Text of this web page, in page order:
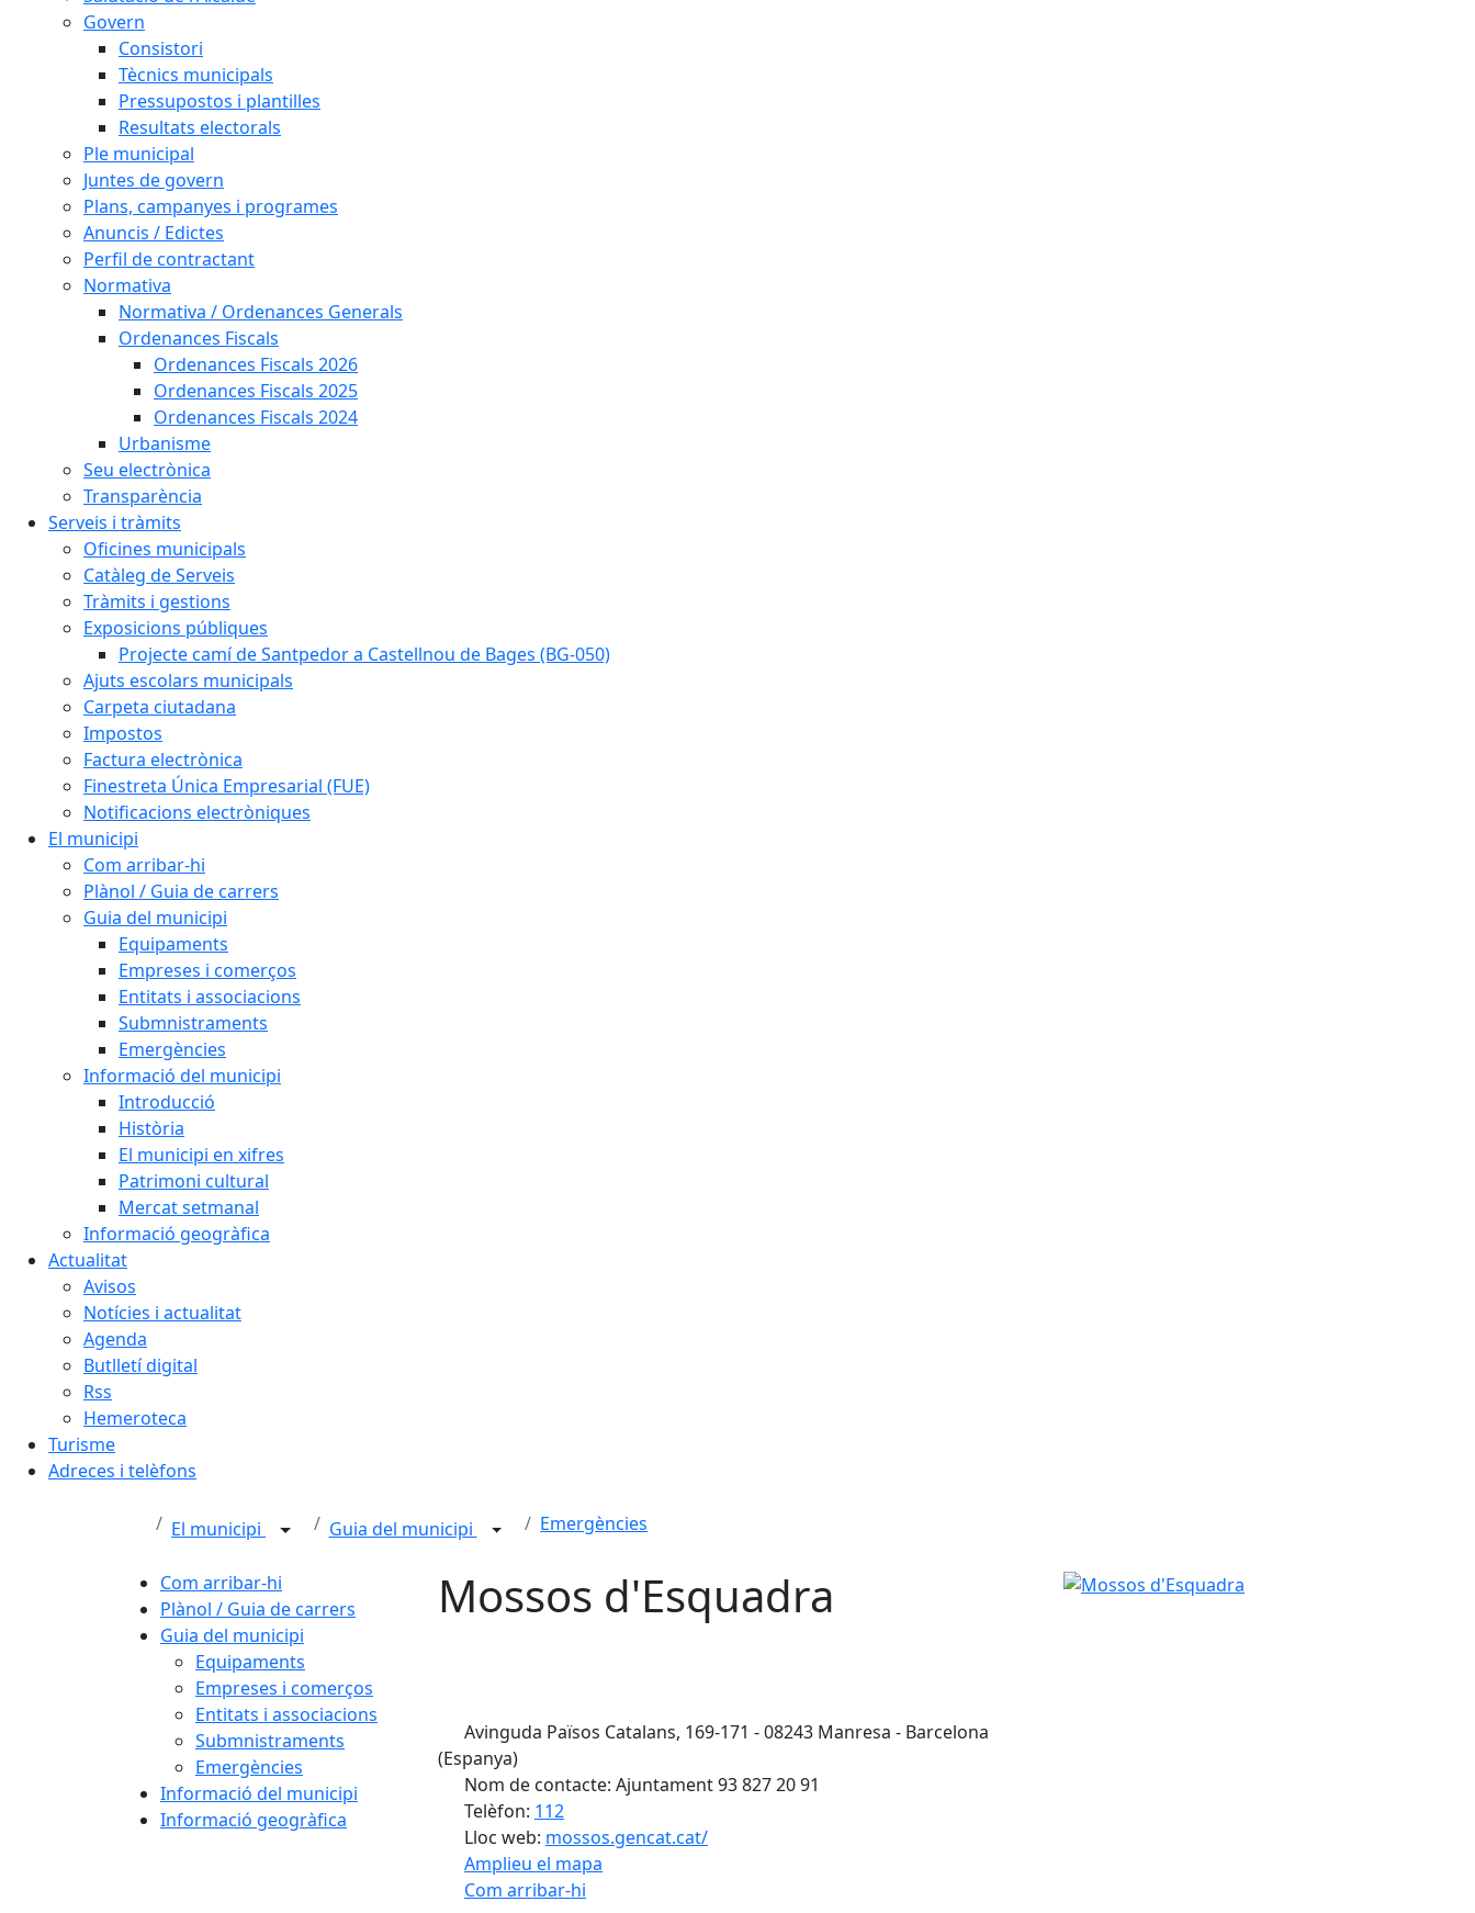
Govern
Consistori
Tècnics municipals
Pressupostos i plantilles
Resultats electorals
Ple municipal
Juntes de govern
Plans, campanyes i programes
Anuncis / Edictes
Perfil de contractant
Normativa
Normativa / Ordenances Generals
Ordenances Fiscals
Ordenances Fiscals 2026
Ordenances Fiscals 2025
Ordenances Fiscals 2024
Urbanisme
Seu electrònica
Transparència
Serveis i tràmits
Oficines municipals
Catàleg de Serveis
Tràmits i gestions
Exposicions públiques
Projecte camí de Santpedor a Castellnou de Bages (BG-050)
Ajuts escolars municipals
Carpeta ciutadana
Impostos
Factura electrònica
Finestreta Única Empresarial (FUE)
Notificacions electròniques
El municipi
Com arribar-hi
Plànol / Guia de carrers
Guia del municipi
Equipaments
Empreses i comerços
Entitats i associacions
Submnistraments
Emergències
Informació del municipi
Introducció
Història
El municipi en xifres
Patrimoni cultural
Mercat setmanal
Informació geogràfica
Actualitat
Avisos
Notícies i actualitat
Agenda
Butlletí digital
Rss
Hemeroteca
Turisme
Adreces i telèfons
El municipi Guia del municipi Emergències
Com arribar-hi
Plànol / Guia de carrers
Guia del municipi
Equipaments
Empreses i comerços
Entitats i associacions
Submnistraments
Emergències
Informació del municipi
Informació geogràfica
Mossos d'Esquadra
Avinguda Països Catalans, 169-171 - 08243 Manresa - Barcelona
(Espanya)
Nom de contacte: Ajuntament 93 827 20 91
Telèfon: 112
Lloc web: mossos.gencat.cat/
Amplieu el mapa
Com arribar-hi
Mossos d'Esquadra